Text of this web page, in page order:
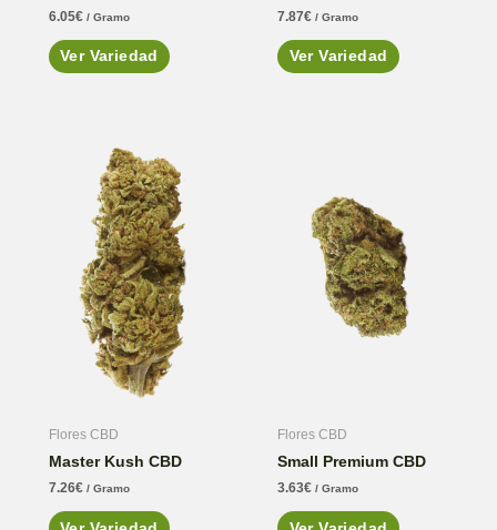
6.05€ / Gramo
Ver Variedad
7.87€ / Gramo
Ver Variedad
Flores CBD
Master Kush CBD
7.26€ / Gramo
Flores CBD
Small Premium CBD
3.63€ / Gramo